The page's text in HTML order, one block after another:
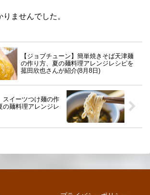
ませんでした。
【ジョブチューン】簡単焼きそば天津麺
の作り方、夏の麺料理アレンジレシピを
菰田欣也さんが紹介(8月8日)
スイーツつけ麺の作
の麺料理アレンジレ